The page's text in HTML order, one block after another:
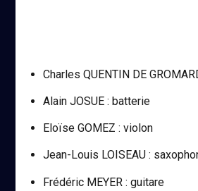
Charles QUENTIN DE
Alain JOSUE : batterie
Eloïse GOMEZ : violon
Jean-Louis LOISEAU :
Frédéric MEYER : guitare